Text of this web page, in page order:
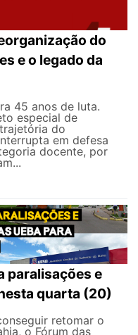
do
e o legado da
45 anos de luta.
especial de
do
em defesa
docente, por
paralisações e
quarta (20)
retomar o
o Fórum das